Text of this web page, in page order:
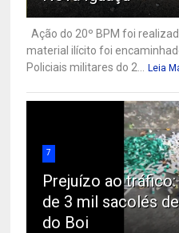
Ação do 20º BPM foi
material ilícito foi
Policiais militares do 2...
Leia
7
Prejuízo ao
de 3 mil sacolés
do Boi